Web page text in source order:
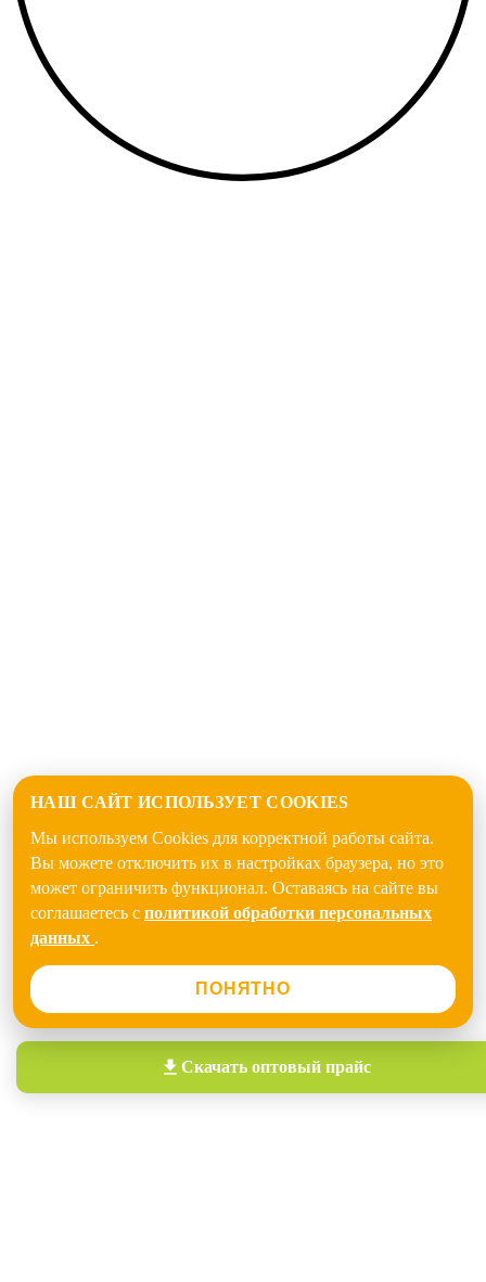
НАШ САЙТ ИСПОЛЬЗУЕТ COOKIES
Мы используем Cookies для корректной работы сайта.
Вы можете отключить их в настройках браузера, но это
может ограничить функционал. Оставаясь на сайте вы
соглашаетесь с политикой обработки персональных
данных .
ПОНЯТНО
Скачать оптовый прайс